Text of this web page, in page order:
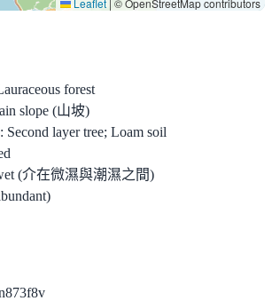
Leaflet | © OpenStreetMap contributors
forest
slope (山坡)
Second layer tree; Loam soil
(介在微濕與潮濕之間)